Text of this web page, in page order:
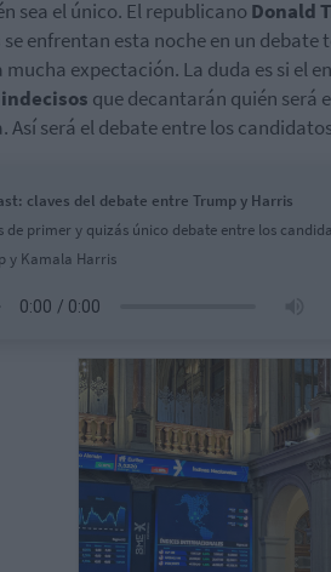
sea el único. El republicano Donald
se enfrentan esta noche en un debate
mucha expectación. La duda es si el
que decantarán quién será
Así será el debate entre los
claves del debate entre Trump y Harris
de primer y quizás único debate entre los
y Kamala Harris